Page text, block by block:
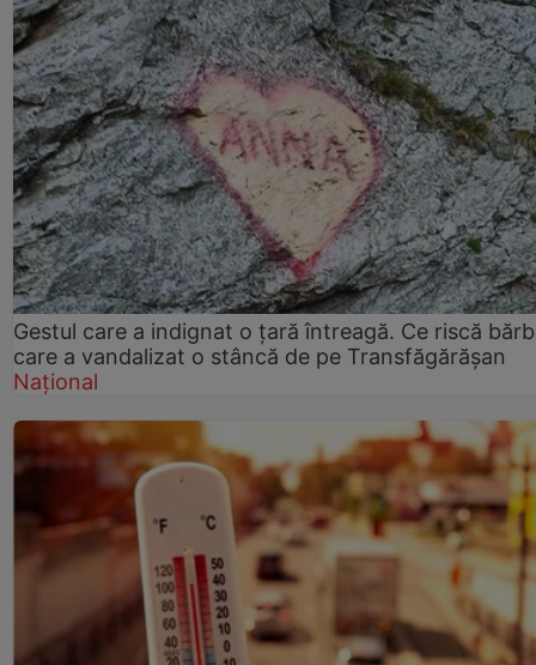
Gestul care a indignat o țară întreagă. Ce riscă
care a vandalizat o stâncă de pe Transfăgărășan
Național